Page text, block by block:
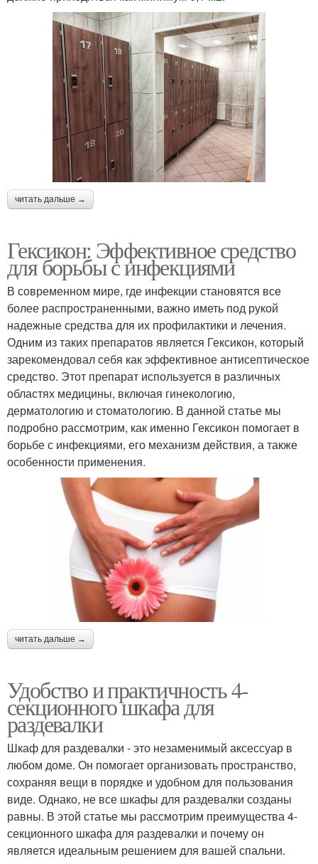
читать дальше →
Гексикон: Эффективное средство
для борьбы с инфекциями
В современном мире, где инфекции становятся все
более распространенными, важно иметь под рукой
надежные средства для их профилактики и лечения.
Одним из таких препаратов является Гексикон, который
зарекомендовал себя как эффективное антисептическое
средство. Этот препарат используется в различных
областях медицины, включая гинекологию,
дерматологию и стоматологию. В данной статье мы
подробно рассмотрим, как именно Гексикон помогает в
борьбе с инфекциями, его механизм действия, а также
особенности применения.
читать дальше →
Удобство и практичность 4-
секционного шкафа для
раздевалки
Шкаф для раздевалки - это незаменимый аксессуар в
любом доме. Он помогает организовать пространство,
сохраняя вещи в порядке и удобном для пользования
виде. Однако, не все шкафы для раздевалки созданы
равны. В этой статье мы рассмотрим преимущества 4-
секционного шкафа для раздевалки и почему он
является идеальным решением для вашей спальни.